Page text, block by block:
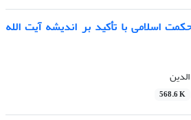
اسلامی با تأکید بر اندیشه آیت الله
568.6 K